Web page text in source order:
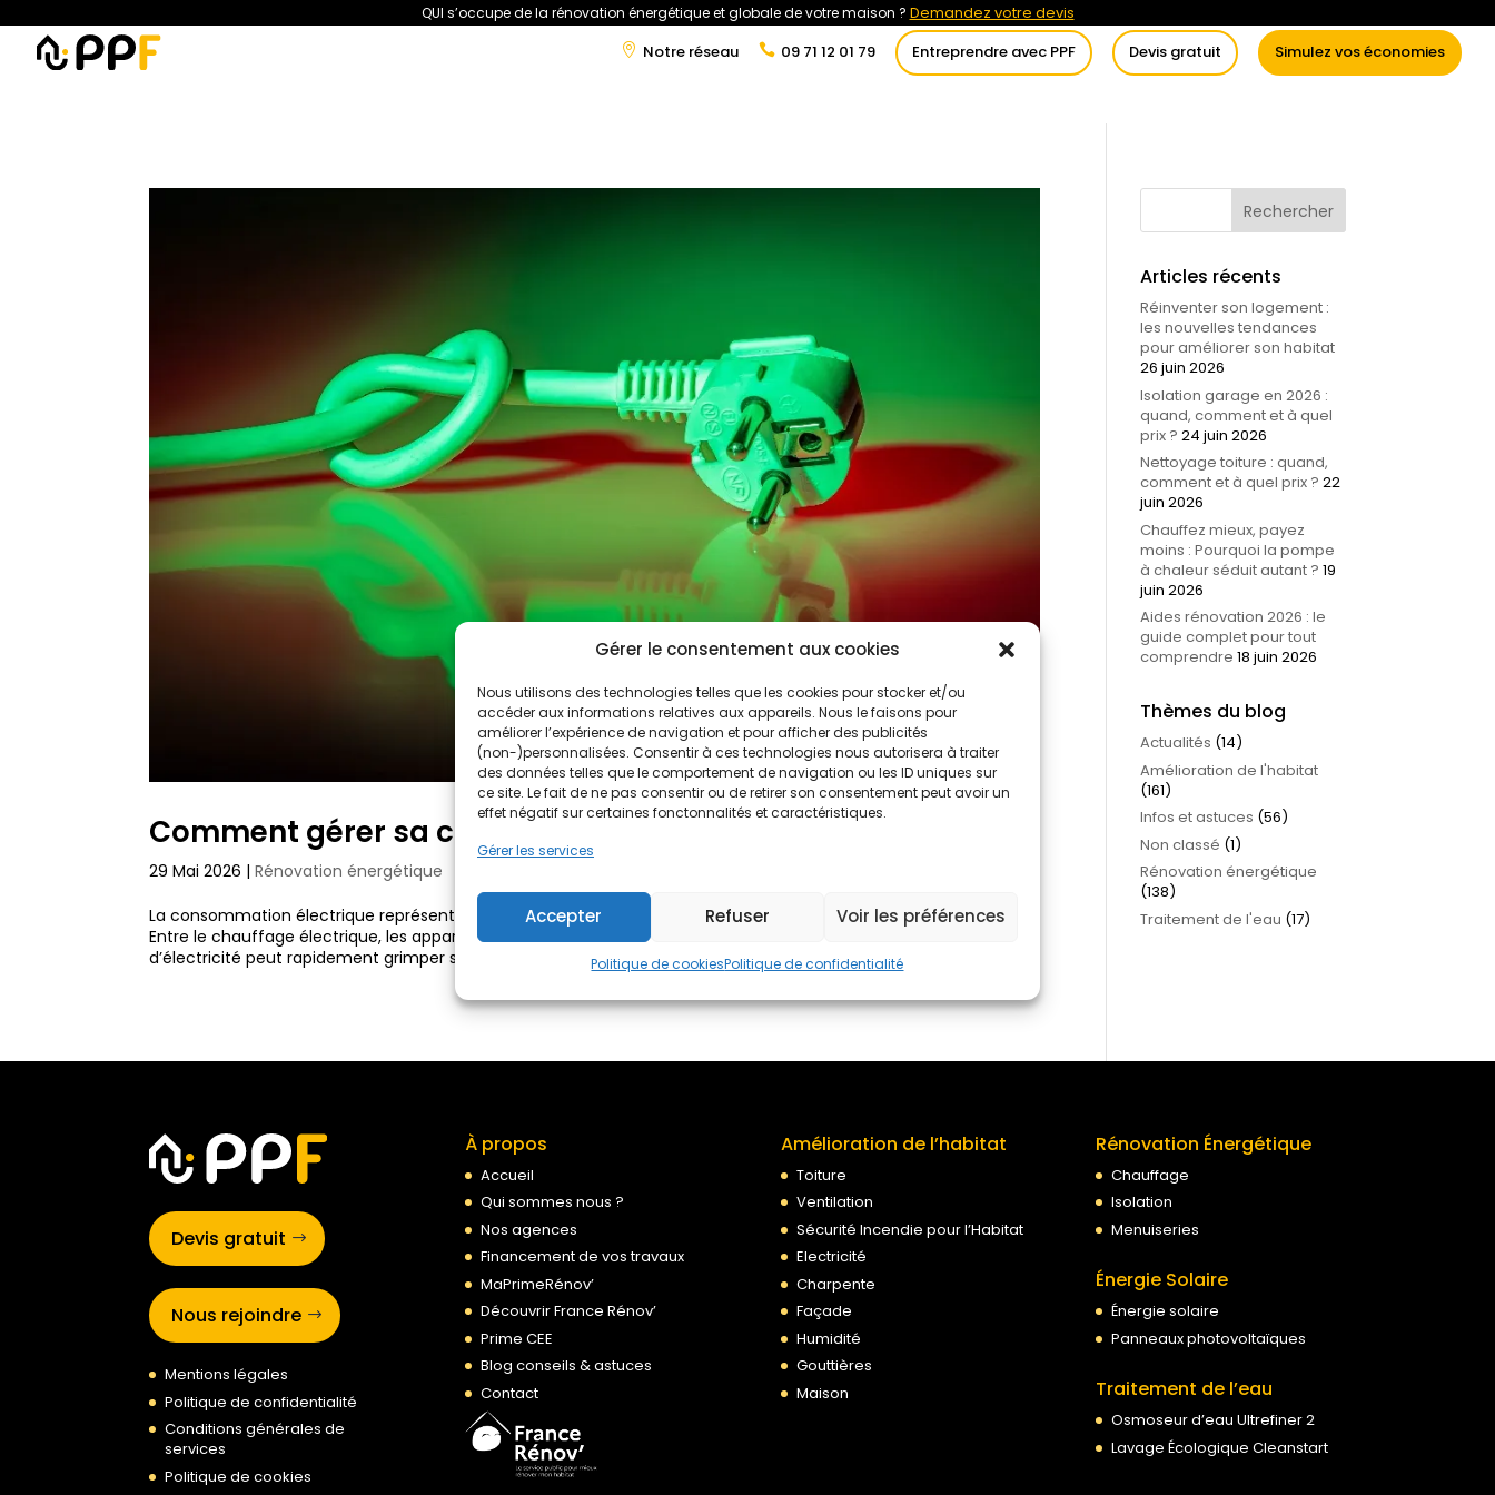
Gérer le consentement aux cookies
Nous utilisons des technologies telles que les cookies pour stocker et/ou
accéder aux informations relatives aux appareils. Nous le faisons pour
améliorer l’expérience de navigation et pour afficher des publicités
(non-)personnalisées. Consentir à ces technologies nous autorisera à traiter
des données telles que le comportement de navigation ou les ID uniques sur
ce site. Le fait de ne pas consentir ou de retirer son consentement peut avoir un
effet négatif sur certaines fonctonnalités et caractéristiques.
Gérer les services
Accepter Refuser Voir les préférences
Politique de cookiesPolitique de confidentialité
QUI s’occupe de la rénovation énergétique et globale de votre maison ? Demandez votre devis
Notre réseau
09 71 12 01 79 Entreprendre avec PPF Devis gratuit Simulez vos économies
Rénovation Énergétique Énergies Renouvelables Traitement de l’eau Conseils
Comment gérer sa consommation électrique ?
29 Mai 2026 |Rénovation énergétique
La consommation électrique représente aujourd’hui un poste de dépense important pour de nombreux foyers.
Entre le chauffage électrique, les appareils du quotidien et les nouvelles habitudes de consommation, la facture
d’électricité peut rapidement grimper sans que...
Articles récents
Réinventer son logement :
les nouvelles tendances
pour améliorer son habitat
26 juin 2026
Isolation garage en 2026 :
quand, comment et à quel
prix ? 24 juin 2026
Nettoyage toiture : quand,
comment et à quel prix ? 22
juin 2026
Chauffez mieux, payez
moins : Pourquoi la pompe
à chaleur séduit autant ? 19
juin 2026
Aides rénovation 2026 : le
guide complet pour tout
comprendre 18 juin 2026
Thèmes du blog
Actualités (14)
Amélioration de l'habitat
(161)
Infos et astuces (56)
Non classé (1)
Rénovation énergétique
(138)
Traitement de l'eau (17)
Devis gratuit
Nous rejoindre
Mentions légales
Politique de confidentialité
Conditions générales de
services
Politique de cookies
À propos
Accueil
Qui sommes nous ?
Nos agences
Financement de vos travaux
MaPrimeRénov’
Découvrir France Rénov’
Prime CEE
Blog conseils & astuces
Contact
Amélioration de l’habitat
Toiture
Ventilation
Sécurité Incendie pour l’Habitat
Electricité
Charpente
Façade
Humidité
Gouttières
Maison
Rénovation Énergétique
Chauffage
Isolation
Menuiseries
Énergie Solaire
Énergie solaire
Panneaux photovoltaïques
Traitement de l’eau
Osmoseur d’eau Ultrefiner 2
Lavage Écologique Cleanstart